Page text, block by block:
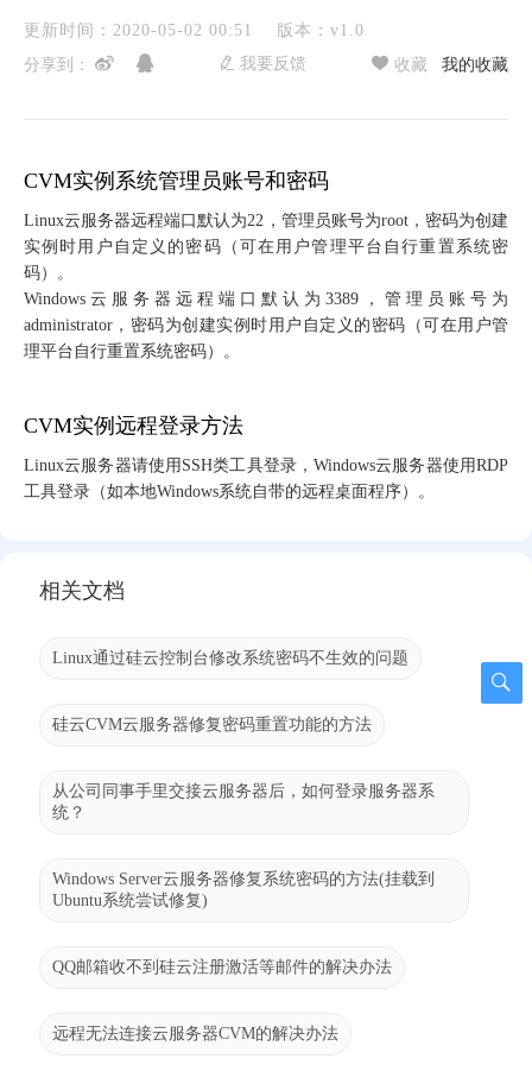
更新时间：2020-05-02 00:51
版本：v1.0
分享到：
我要反馈 收藏 我的收藏
CVM实例系统管理员账号和密码
Linux云服务器远程端口默认为22，管理员账号为root，密码为创建
实例时用户自定义的密码（可在用户管理平台自行重置系统密
码）。
Windows云服务器远程端口默认为3389，管理员账号为
administrator，密码为创建实例时用户自定义的密码（可在用户管
理平台自行重置系统密码）。
CVM实例远程登录方法
Linux云服务器请使用SSH类工具登录，Windows云服务器使用RDP
工具登录（如本地Windows系统自带的远程桌面程序）。
相关文档
Linux通过硅云控制台修改系统密码不生效的问题
硅云CVM云服务器修复密码重置功能的方法
从公司同事手里交接云服务器后，如何登录服务器系
统？
Windows Server云服务器修复系统密码的方法(挂载到
Ubuntu系统尝试修复)
QQ邮箱收不到硅云注册激活等邮件的解决办法
远程无法连接云服务器CVM的解决办法